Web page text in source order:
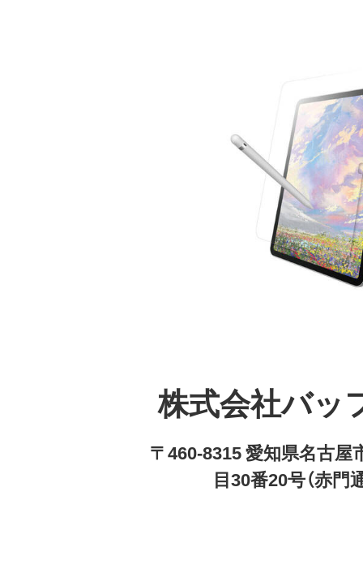
株式会社バッ
〒460-8315 愛知県名古屋
目30番20号（赤門